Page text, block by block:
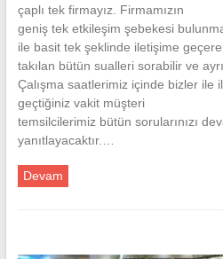
çaplı tek firmayız. Firmamızın
geniş tek etkileşim şebekesi
ile basit tek şeklinde iletişime
takılan bütün sualleri sorabilir ve
Çalışma saatlerimiz içinde bizler ile
geçtiğiniz vakit müşteri
temsilcilerimiz bütün sorularınızı
yanıtlayacaktır.…
Devam